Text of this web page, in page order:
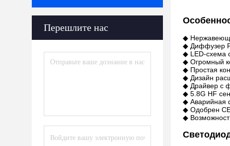
Перешлите нас
◆
◆ Диффузер
◆ LED-схема
◆ Огромный
◆ Простая
◆ Дизайн
◆ Драйвер с
◆ 5.8G HF
◆ Аварийная
◆ Одобрен CE
◆